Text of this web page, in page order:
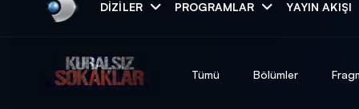
DIZILER PROGRAMLAR YAYIN AKIŞI
Tümü Bölümler